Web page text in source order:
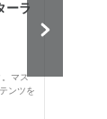
ーラ
マス
ンツを